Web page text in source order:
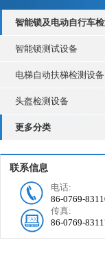
智能锁及电动自行车检
智能锁测试设备
电梯自动扶梯检测设备
头盔检测设备
更多分类
联系信息
电话:
86-0769-
传真:
86-0769-